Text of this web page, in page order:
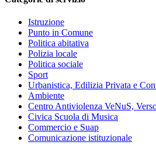
Istruzione
Punto in Comune
Politica abitativa
Polizia locale
Politica sociale
Sport
Urbanistica, Edilizia Privata e
Ambiente
Centro Antiviolenza VeNuS,
Civica Scuola di Musica
Commercio e Suap
Comunicazione istituzionale